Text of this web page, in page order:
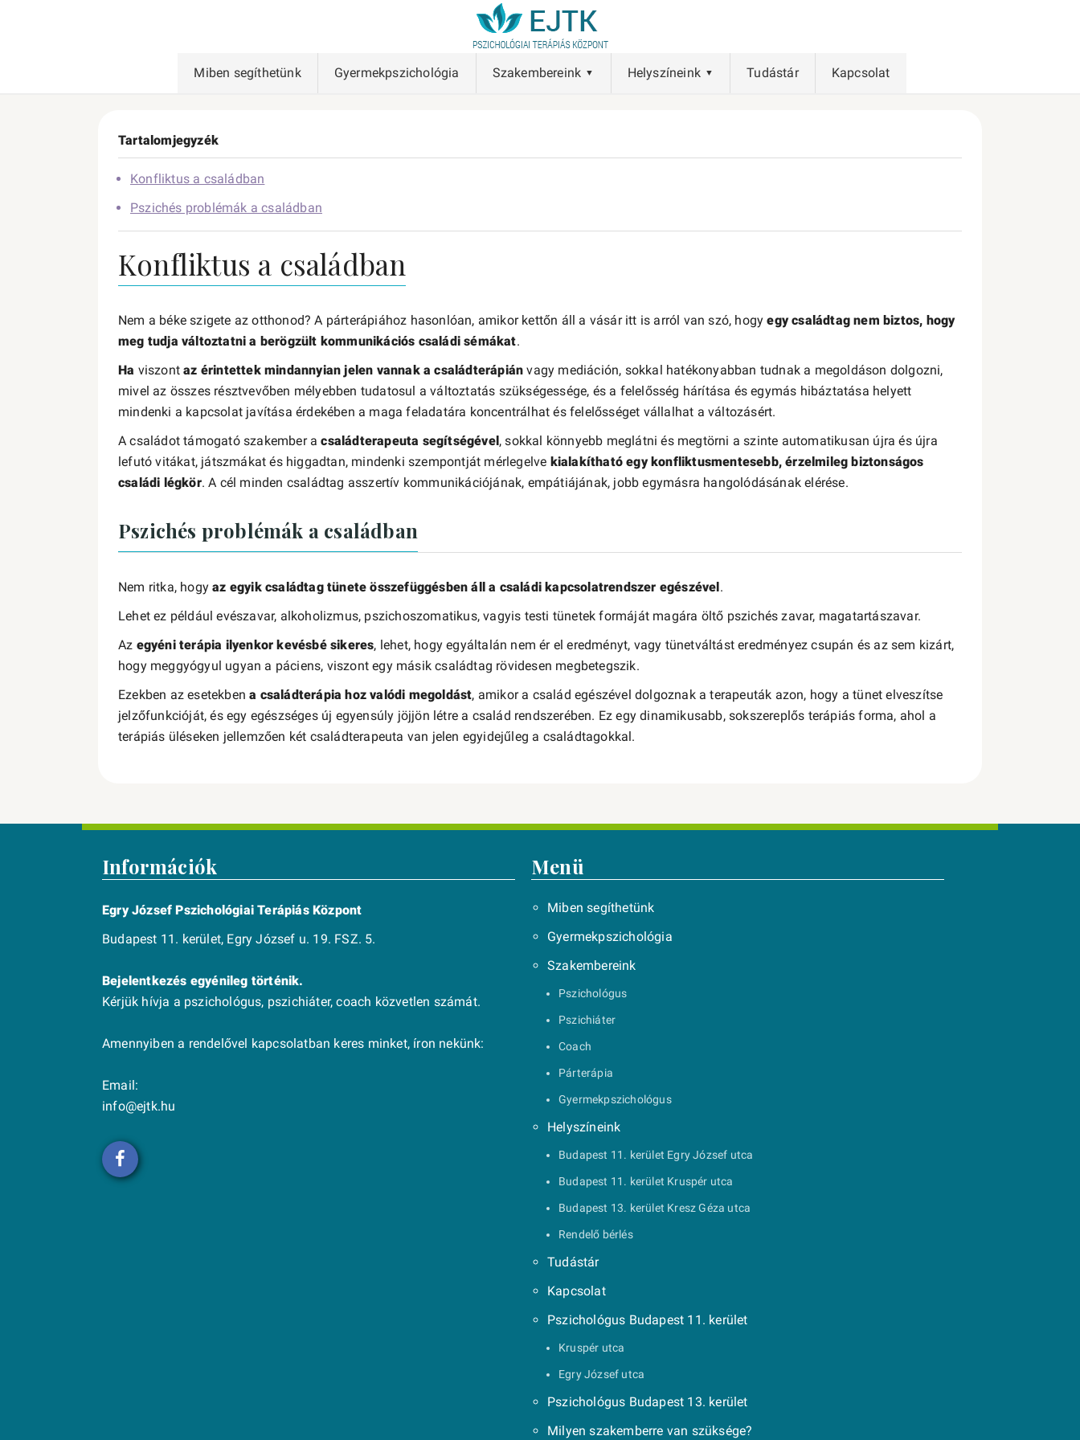
Miben segíthetünk Gyermekpszichológia Szakembereink Helyszíneink Tudástár Kapcsolat
Tartalomjegyzék
Konfliktus a családban
Pszichés problémák a családban
Konfliktus a családban
Nem a béke szigete az otthonod? A párterápiához hasonlóan, amikor kettőn áll a vásár itt is arról van szó, hogyegy családtag nem biztos, hogy
meg tudja változtatni a berögzült kommunikációs családi sémákat.
Ha viszontaz érintettek mindannyian jelen vannak a családterápián vagy mediáción, sokkal hatékonyabban tudnak a megoldáson dolgozni,
mivel az összes résztvevőben mélyebben tudatosul a változtatás szükségessége, és a felelősség hárítása és egymás hibáztatása helyett
mindenki a kapcsolat javítása érdekében a maga feladatára koncentrálhat és felelősséget vállalhat a változásért.
A családot támogató szakember acsaládterapeuta segítségével, sokkal könnyebb meglátni és megtörni a szinte automatikusan újra és újra
lefutó vitákat, játszmákat és higgadtan, mindenki szempontját mérlegelve kialakítható egy konfliktusmentesebb, érzelmileg biztonságos
családi légkör. A cél minden családtag asszertív kommunikációjának, empátiájának, jobb egymásra hangolódásának elérése.
Pszichés problémák a családban
Nem ritka, hogyaz egyik családtag tünete összefüggésben áll a családi kapcsolatrendszer egészével.
Lehet ez például evészavar, alkoholizmus, pszichoszomatikus, vagyis testi tünetek formáját magára öltő pszichés zavar, magatartászavar.
Az egyéni terápia ilyenkor kevésbé sikeres, lehet, hogy egyáltalán nem ér el eredményt, vagy tünetváltást eredményez csupán és az sem kizárt,
hogy meggyógyul ugyan a páciens, viszont egy másik családtag rövidesen megbetegszik.
Ezekben az esetekbena családterápia hoz valódi megoldást, amikor a család egészével dolgoznak a terapeuták azon, hogy a tünet elveszítse
jelzőfunkcióját, és egy egészséges új egyensúly jöjjön létre a család rendszerében. Ez egy dinamikusabb, sokszereplős terápiás forma, ahol a
terápiás üléseken jellemzően két családterapeuta van jelen egyidejűleg a családtagokkal.
Információk
Egry József Pszichológiai Terápiás Központ
Budapest 11. kerület, Egry József u. 19. FSZ. 5.
Bejelentkezés egyénileg történik.
Kérjük hívja a pszichológus, pszichiáter, coach közvetlen számát.
Amennyiben a rendelővel kapcsolatban keres minket, íron nekünk:
Email:
info@ejtk.hu
Menü
Miben segíthetünk
Gyermekpszichológia
Szakembereink
Pszichológus
Pszichiáter
Coach
Párterápia
Gyermekpszichológus
Helyszíneink
Budapest 11. kerület Egry József utca
Budapest 11. kerület Kruspér utca
Budapest 13. kerület Kresz Géza utca
Rendelő bérlés
Tudástár
Kapcsolat
Pszichológus Budapest 11. kerület
Kruspér utca
Egry József utca
Pszichológus Budapest 13. kerület
Milyen szakemberre van szüksége?